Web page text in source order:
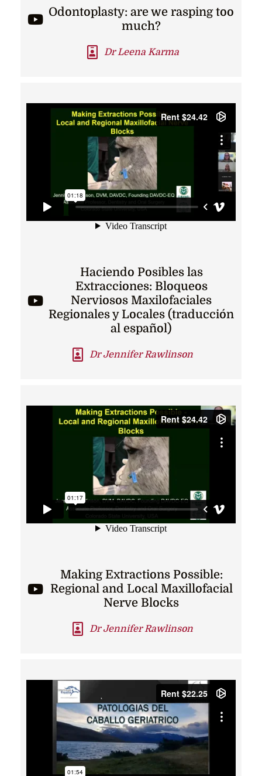
Odontoplasty: are we rasping too
much?
Dr Leena Karma
Haciendo Posibles las
Extracciones: Bloqueos
Nerviosos Maxilofaciales
Regionales y Locales (traducción
al español)
Dr Jennifer Rawlinson
Making Extractions Possible:
Regional and Local Maxillofacial
Nerve Blocks
Dr Jennifer Rawlinson